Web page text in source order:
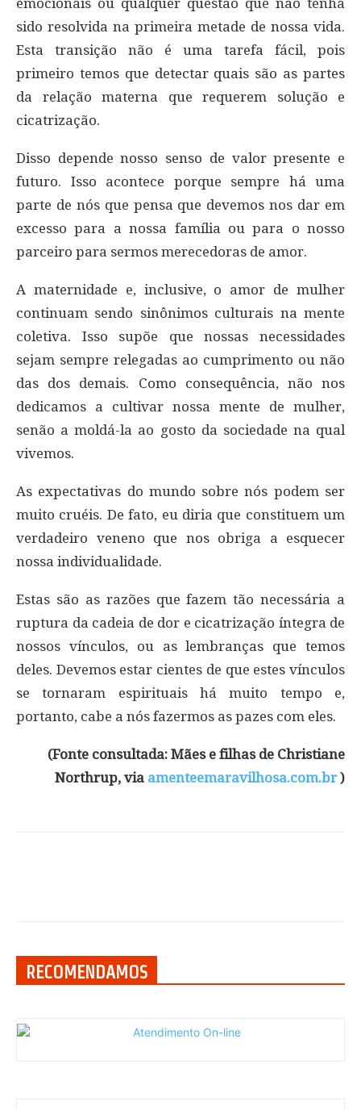
emocionais ou qualquer questão que não tenha
sido resolvida na primeira metade de nossa vida.
Esta transição não é uma tarefa fácil, pois
primeiro temos que detectar quais são as partes
da relação materna que requerem solução e
cicatrização.
Disso depende nosso senso de valor presente e
futuro. Isso acontece porque sempre há uma
parte de nós que pensa que devemos nos dar em
excesso para a nossa família ou para o nosso
parceiro para sermos merecedoras de amor.
A maternidade e, inclusive, o amor de mulher
continuam sendo sinônimos culturais na mente
coletiva. Isso supõe que nossas necessidades
sejam sempre relegadas ao cumprimento ou não
das dos demais. Como consequência, não nos
dedicamos a cultivar nossa mente de mulher,
senão a moldá-la ao gosto da sociedade na qual
vivemos.
As expectativas do mundo sobre nós podem ser
muito cruéis. De fato, eu diria que constituem um
verdadeiro veneno que nos obriga a esquecer
nossa individualidade.
Estas são as razões que fazem tão necessária a
ruptura da cadeia de dor e cicatrização íntegra de
nossos vínculos, ou as lembranças que temos
deles. Devemos estar cientes de que estes vínculos
se tornaram espirituais há muito tempo e,
portanto, cabe a nós fazermos as pazes com eles.
(Fonte consultada: Mães e filhas de Christiane
Northrup, via amenteemaravilhosa.com.br )
RECOMENDAMOS